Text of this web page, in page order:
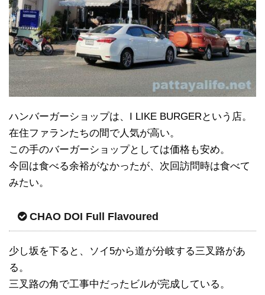
ハンバーガーショップは、I LIKE BURGERという店。
在住ファランたちの間で人気が高い。
この手のバーガーショップとしては価格も安め。
今回は食べる余裕がなかったが、次回訪問時は食べて
みたい。
CHAO DOI Full Flavoured
少し坂を下ると、ソイ5から道が分岐する三叉路があ
る。
三叉路の角で工事中だったビルが完成している。